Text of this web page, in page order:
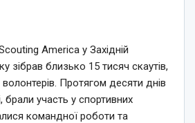
America у Західній
зібрав близько 15 тисяч скаутів,
волонтерів. Протягом десяти днів
брали участь у спортивних
командної роботи та